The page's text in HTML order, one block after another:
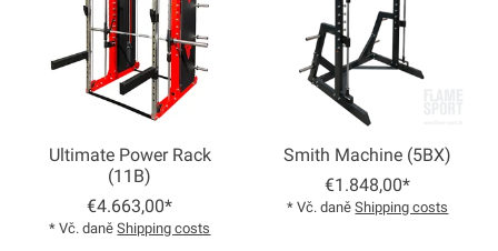
Ultimate Power Rack
(11B)
€4.663,00*
* Vč. daněShipping costs
Smith Machine (5BX)
€1.848,00*
* Vč. daněShipping costs